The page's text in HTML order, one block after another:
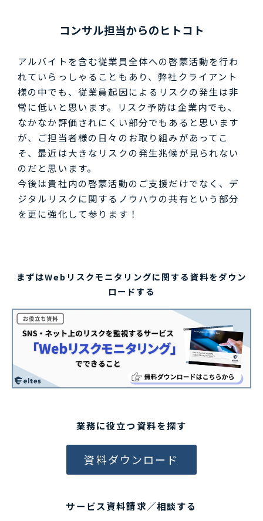
コンサル担当からのヒトコト
アルバイトを含む従業員全体への啓蒙活動を行わ
れていらっしゃることもあり、弊社クライアント
様の中でも、従業員起因によるリスクの発生は非
常に低いと思います。リスク予防は企業内でも、
なかなか評価されにくい部分でもあると思います
が、ご担当者様の日々のお取り組みがあってこ
そ、最近は大きなリスクの発生兆候が見られない
のだと思います。
今後は貴社内の啓蒙活動のご支援だけでなく、デ
ジタルリスクに関するノウハウの共有という部分
を更に強化して参ります！
まずはWebリスクモニタリングに関する資料をダウン
ロードする
業務に役立つ資料を探す
資料ダウンロード
サービス資料請求／相談する